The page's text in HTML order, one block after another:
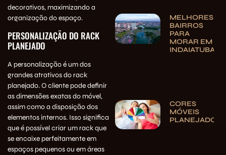
decorativos, maximizando a
organização do espaço.
PERSONALIZAÇÃO DO RACK
PLANEJADO
A personalização é um dos
grandes atrativos do rack
planejado. O cliente pode definir
as dimensões exatas do móvel,
assim como a disposição dos
elementos internos. Isso significa
que é possível criar um rack que
se encaixe perfeitamente em
espaços pequenos ou em áreas
MELHORES
BAIRROS
PARA
MORAR EM
INDAIATUBA
CORES
MÓVEIS
PLANEJADOS